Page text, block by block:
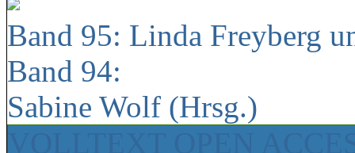
Band 95: Linda Freyberg
Band 94:
Sabine Wolf (Hrsg.)